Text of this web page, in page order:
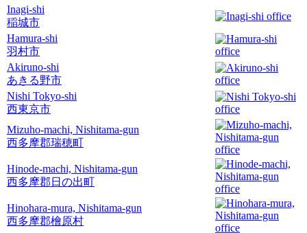
Inagi-shi
稲城市
Hamura-shi
羽村市
Akiruno-shi
あきる野市
Nishi Tokyo-shi
西東京市
Mizuho-machi, Nishitama-gun
西多摩郡瑞穂町
Hinode-machi, Nishitama-gun
西多摩郡日の出町
Hinohara-mura, Nishitama-gun
西多摩郡檜原村